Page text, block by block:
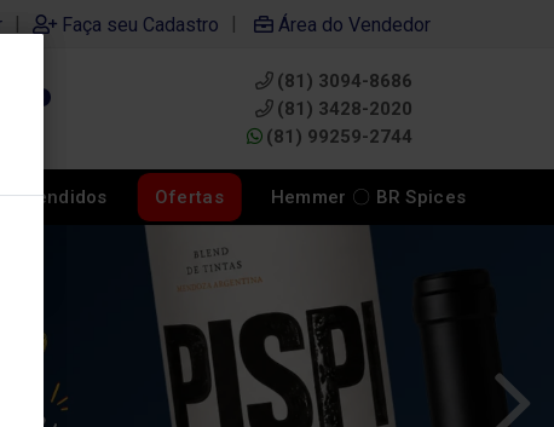
| Faça seu Cadastro | Área do Vendedor
(81) 3094-8686
(81) 3428-2020
(81) 99259-2744
Vendidos Ofertas Hemmer 〇 BR Spices